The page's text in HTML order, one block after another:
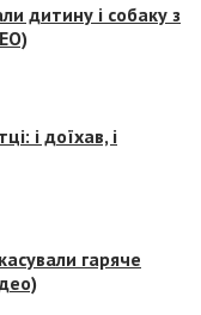
дитину і собаку з
і доїхав, і
гаряче